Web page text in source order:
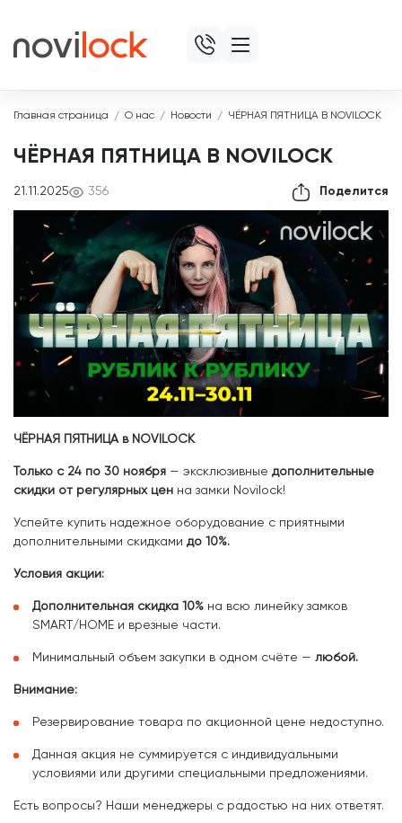
Главная страница О нас Новости ЧЁРНАЯ ПЯТНИЦА В NOVILOCK
ЧЁРНАЯ ПЯТНИЦА В NOVILOCK
21.11.2025 356 Поделится
ЧЁРНАЯ ПЯТНИЦА в NOVILOCK
Только с 24 по 30 ноября — эксклюзивные дополнительные
скидки от регулярных цен на замки Novilock!
Успейте купить надежное оборудование с приятными
дополнительными скидками до 10%.
Условия акции:
Дополнительная скидка 10% на всю линейку замков
SMART/HOME и врезные части.
Минимальный объем закупки в одном счёте — любой.
Внимание:
Резервирование товара по акционной цене недоступно.
Данная акция не суммируется с индивидуальными
условиями или другими специальными предложениями.
Есть вопросы? Наши менеджеры с радостью на них ответят.